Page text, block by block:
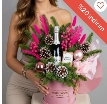
%20
indirim